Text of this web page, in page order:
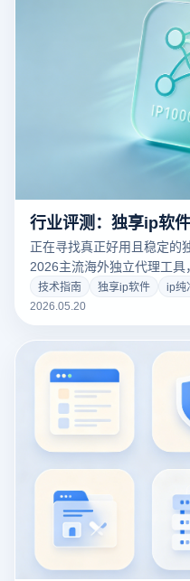
正在寻找真正好用且稳定的
2026主流海外独立代理工具
的核心价值。结合云登指纹
指纹层构建全方位的多店铺
技术指南 独享ip软件
ip纯
2026.05.20